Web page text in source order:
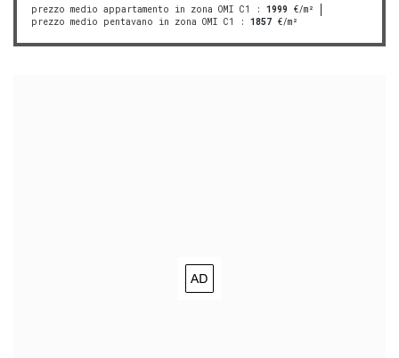
prezzo medio appartamento in zona OMI C1 : 1999 €/m²
prezzo medio pentavano in zona OMI C1
: 1857 €/m²